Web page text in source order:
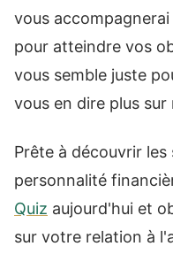
vous
pour atteindre vos
vous semble juste
vous en dire plus
Prête à découvrir
personnalité
Quiz aujourd'hui et
sur votre relation à